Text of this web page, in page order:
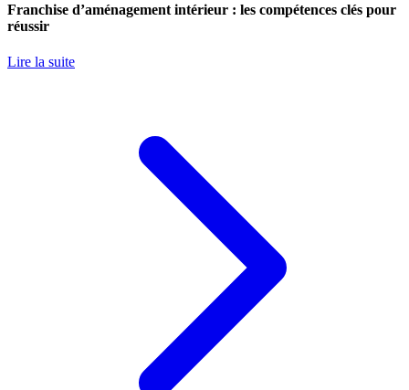
Franchise d’aménagement intérieur : les compétences clés pour
réussir
Lire la suite